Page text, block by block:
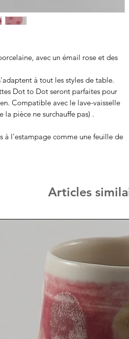
avec un émail rose et des
à tout les styles de table.
Dot to Dot seront parfaites pour
Compatible avec le lave-vaisselle
pièce ne surchauffe pas) .
à l'estampage comme une feuille de
Articles